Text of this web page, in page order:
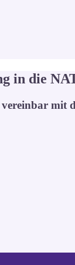
in die
mit